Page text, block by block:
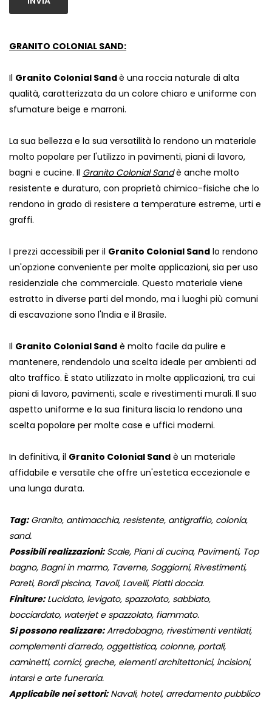
GRANITO COLONIAL SAND:
Il Granito Colonial Sandè una roccia naturale di alta
qualità, caratterizzata da un colore chiaro e uniforme con
sfumature beige e marroni.
La sua bellezza e la sua versatilità lo rendono un materiale
molto popolare per l'utilizzo in pavimenti, piani di lavoro,
bagni e cucine. Il Granito Colonial Sandè anche molto
resistente e duraturo, con proprietà chimico-fisiche che lo
rendono in grado di resistere a temperature estreme, urti e
graffi.
I prezzi accessibili per il Granito Colonial Sand lo rendono
un'opzione conveniente per molte applicazioni, sia per uso
residenziale che commerciale. Questo materiale viene
estratto in diverse parti del mondo, ma i luoghi più comuni
di escavazione sono l'India e il Brasile.
Il Granito Colonial Sand è molto facile da pulire e
mantenere, rendendolo una scelta ideale per ambienti ad
alto traffico. È stato utilizzato in molte applicazioni, tra cui
piani di lavoro, pavimenti, scale e rivestimenti murali. Il suo
aspetto uniforme e la sua finitura liscia lo rendono una
scelta popolare per molte case e uffici moderni.
In definitiva, il Granito Colonial Sand è un materiale
affidabile e versatile che offre un'estetica eccezionale e
una lunga durata.
Tag:Granito, antimacchia, resistente, antigraffio, colonia,
sand.
Possibili realizzazioni:Scale, Piani di cucina, Pavimenti, Top
bagno, Bagni in marmo, Taverne, Soggiorni, Rivestimenti,
Pareti, Bordi piscina, Tavoli, Lavelli, Piatti doccia.
Finiture:Lucidato, levigato, spazzolato, sabbiato,
bocciardato, waterjet e spazzolato, fiammato.
Si possono realizzare:Arredobagno, rivestimenti ventilati,
complementi d'arredo, oggettistica, colonne, portali,
caminetti, cornici, greche, elementi architettonici, incisioni,
intarsi e arte funeraria.
Applicabile nei settori:Navali, hotel, arredamento pubblico